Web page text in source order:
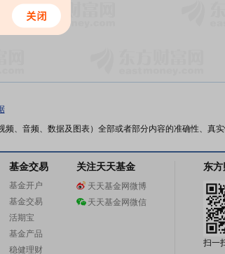
、音频、数据及图表）全部或者部分内容的准确性、真